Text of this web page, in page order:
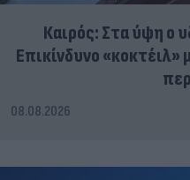
Καιρός: Στα ύψη ο
Επικίνδυνο «κοκτέιλ»
08.08.2026